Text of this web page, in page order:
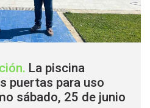
. La piscina
puertas para uso
sábado, 25 de junio